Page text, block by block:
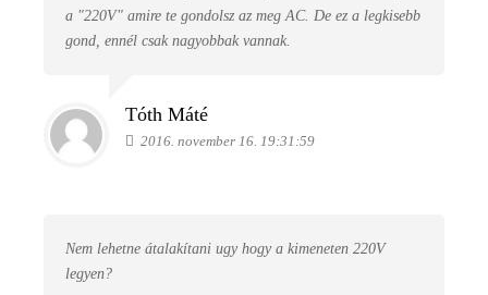
a "220V" amire te gondolsz az meg AC. De ez a legkisebb
gond, ennél csak nagyobbak vannak.
Tóth Máté
2016. november 16. 19:31:59
Nem lehetne átalakítani ugy hogy a kimeneten 220V
legyen?